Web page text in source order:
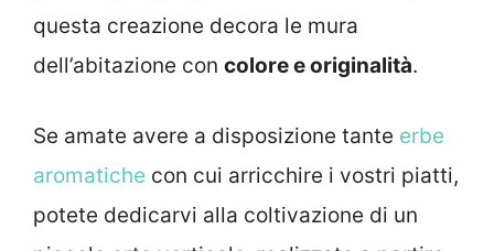
questa creazione decora le mura
dell’abitazione con colore e originalità.
Se amate avere a disposizione tante erbe
aromatiche con cui arricchire i vostri piatti,
potete dedicarvi alla coltivazione di un